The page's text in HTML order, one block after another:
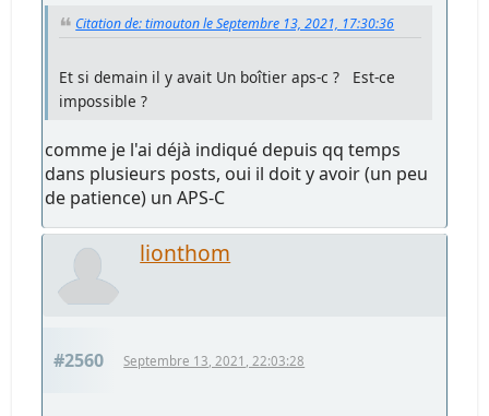
Citation de: timouton le Septembre 13, 2021, 17:30:36
Et si demain il y avait Un boîtier aps-c ? Est-ce
impossible ?
comme je l'ai déjà indiqué depuis qq temps
dans plusieurs posts, oui il doit y avoir (un peu
de patience) un APS-C
lionthom
#2560 Septembre 13, 2021, 22:03:28